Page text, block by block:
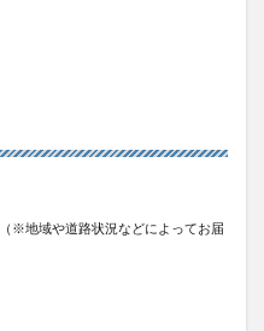
（※地域や道路状況などによってお届